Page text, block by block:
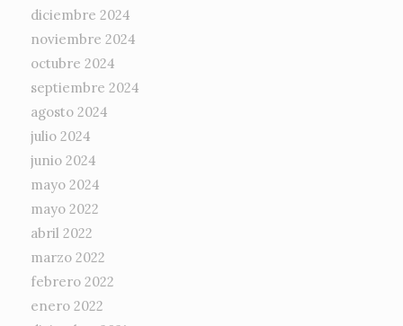
diciembre 2024
noviembre 2024
octubre 2024
septiembre 2024
agosto 2024
julio 2024
junio 2024
mayo 2024
mayo 2022
abril 2022
marzo 2022
febrero 2022
enero 2022